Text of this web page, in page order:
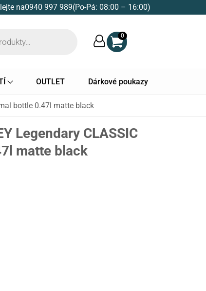
na0940 997 989(Po-Pá: 08:00 – 16:00)
0
OUTLET Dárkové poukazy
bottle 0.47l matte black
Legendary CLASSIC
matte black